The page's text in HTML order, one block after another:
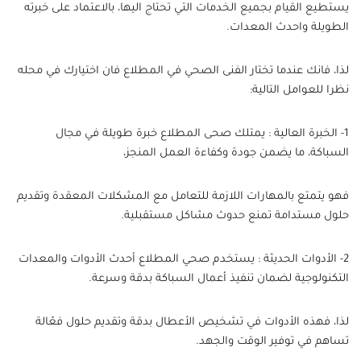
يستطيع القيام بجميع الخدمات التي تحتاج اليها، بالاعتماد على خبرته
الطويلة واحدث المعدات.
لذا، فانك عندما تختار الفنى الصحي في المطلاع فان اختيارك في محله
نظرا للعوامل التالية:
1- الخبرة العالية : يمتلك صحى المطلاع خبرة طويلة في مجال
السباكة، ما يضمن جودة وكفاءة العمل المنجز،
فهو يتمتع بالمهارات اللازمة للتعامل مع المشكلات المعقدة وتقديم
حلول مستدامة تمنع حدوث مشاكل مستقبلية.
2- الأدوات الحديثة : يستخدم صحي المطلاع أحدث الأدوات والمعدات
التكنولوجية لضمان تنفيذ أعمال السباكة بدقة وسرعة.
لذا، فهذه الأدوات في تشخيص الأعطال بدقة وتقديم حلول فعّالة
تساهم في توفير الوقت والجهد.